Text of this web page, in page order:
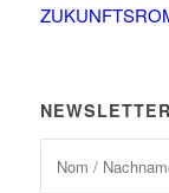
NEWSLETTER